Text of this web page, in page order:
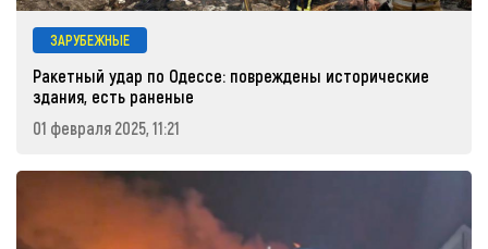
ЗАРУБЕЖНЫЕ
Ракетный удар по Одессе: повреждены исторические
здания, есть раненые
01 февраля 2025, 11:21